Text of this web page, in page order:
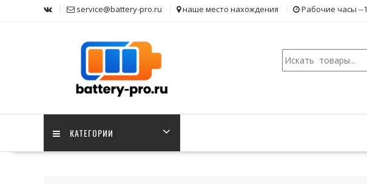
service@battery-pro.ru наше место нахождения Рабочие часы --
Поиск
КАТЕГОРИИ